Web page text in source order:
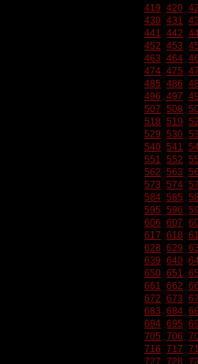
419 420
430 431
441 442
452 453
463 464
474 475
485 486
496 497
507 508
518 519
529 530
540 541
551 552
562 563
573 574
584 585
595 596
606 607
617 618
628 629
639 640
650 651
661 662
672 673
683 684
694 695
705 706
716 717
727 728